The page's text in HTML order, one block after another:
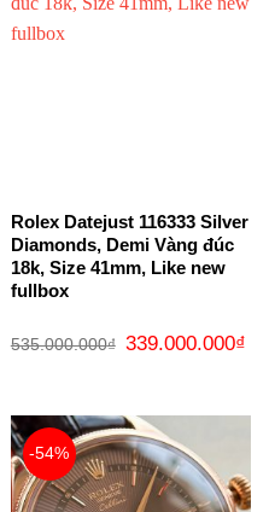
Rolex Datejust 116333 Silver
Diamonds, Demi Vàng đúc
18k, Size 41mm, Like new
fullbox
535.000.000₫
Giá
gốc
339.000.000₫
-54%